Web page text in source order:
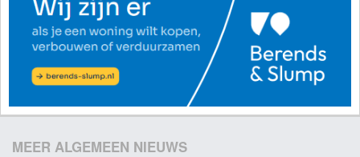
MEER ALGEMEEN NIEUWS